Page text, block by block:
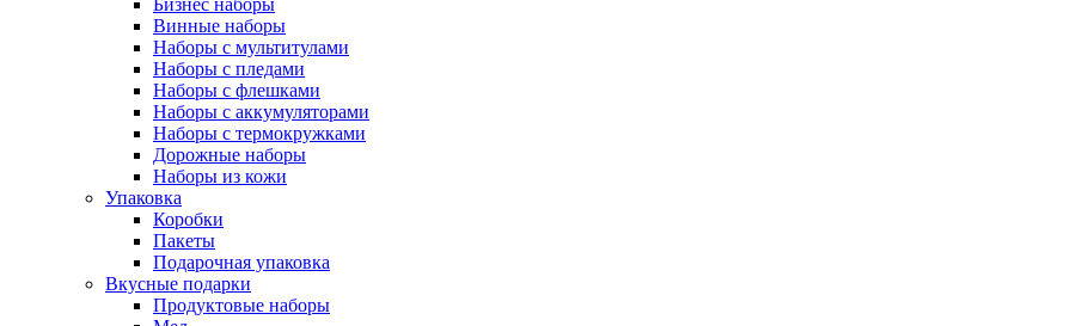
Бизнес наборы
Винные наборы
Наборы с мультитулами
Наборы с пледами
Наборы с флешками
Наборы с аккумуляторами
Наборы с термокружками
Дорожные наборы
Наборы из кожи
Упаковка
Коробки
Пакеты
Подарочная упаковка
Вкусные подарки
Продуктовые наборы